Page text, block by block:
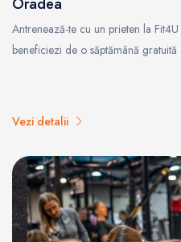
Antrenează-te cu un prieten la
beneficiezi de o săptămână gratuită
Vezi detalii